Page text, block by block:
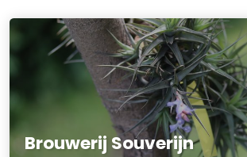
Brouwerij Souverijn